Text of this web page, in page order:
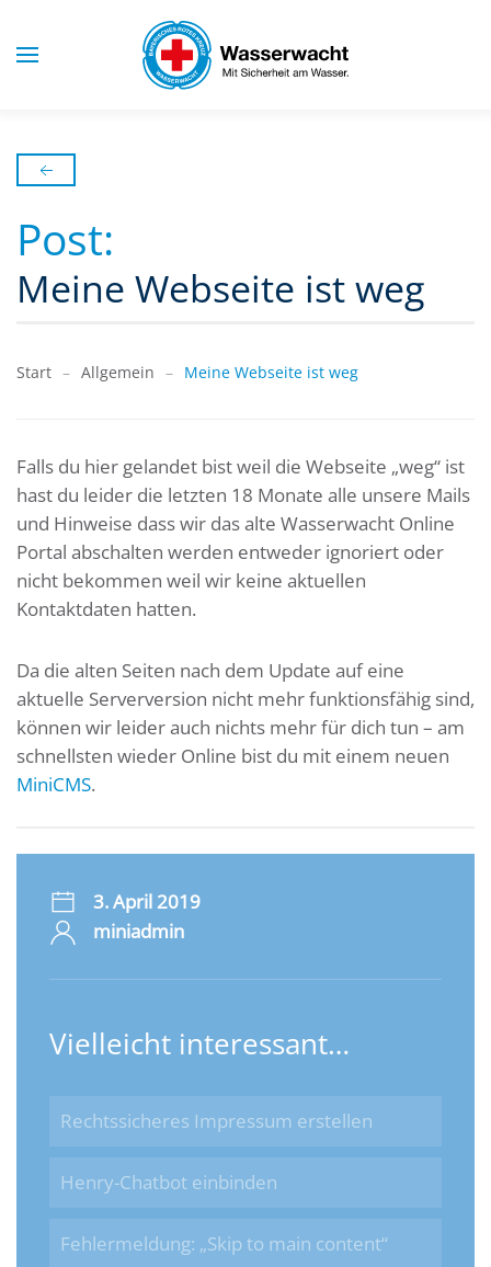
Skip to main content
Post:
Meine Webseite ist weg
Start Allgemein Meine Webseite ist weg
Falls du hier gelandet bist weil die Webseite „weg“ ist
hast du leider die letzten 18 Monate alle unsere Mails
und Hinweise dass wir das alte Wasserwacht Online
Portal abschalten werden entweder ignoriert oder
nicht bekommen weil wir keine aktuellen
Kontaktdaten hatten.
Da die alten Seiten nach dem Update auf eine
aktuelle Serverversion nicht mehr funktionsfähig sind,
können wir leider auch nichts mehr für dich tun – am
schnellsten wieder Online bist du mit einem neuen
MiniCMS.
3. April 2019
miniadmin
Vielleicht interessant…
Rechtssicheres Impressum erstellen
Henry-Chatbot einbinden
Fehlermeldung: „Skip to main content“